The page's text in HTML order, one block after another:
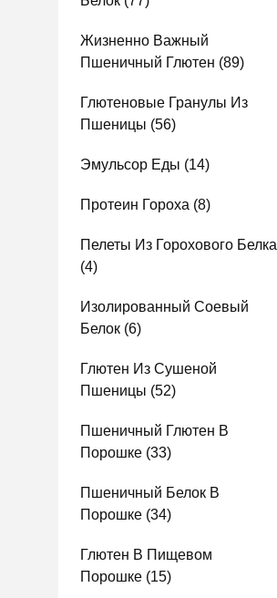
Жизненно Важный
Пшеничный Глютен (89)
Глютеновые Гранулы Из
Пшеницы (56)
Эмульсор Еды (14)
Протеин Гороха (8)
Пелеты Из Горохового Белка
(4)
Изолированный Соевый
Белок (6)
Глютен Из Сушеной
Пшеницы (52)
Пшеничный Глютен В
Порошке (33)
Пшеничный Белок В
Порошке (34)
Глютен В Пищевом
Порошке (15)